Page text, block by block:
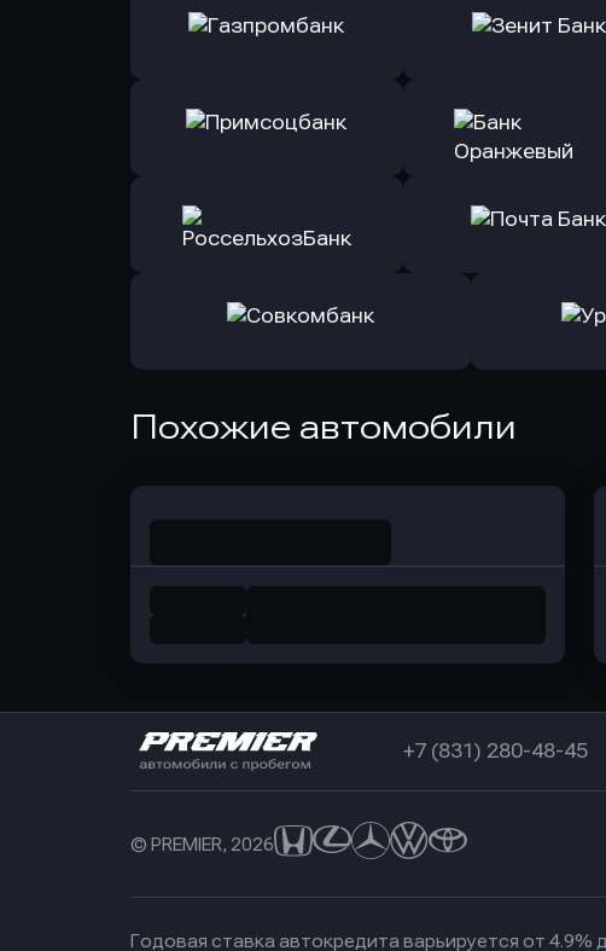
Оправить заявку
Оправить
Оправить заявку
Оправить
в Зенит Банк
Оправить заявку
в Примсоцбанк
Оправить
Оправить заявку
Оправить
в Совкомбанк
Похожие автомобили
+7 (831) 280-48-45
© PREMIER, 2026
Годовая ставка автокредита варьируется от